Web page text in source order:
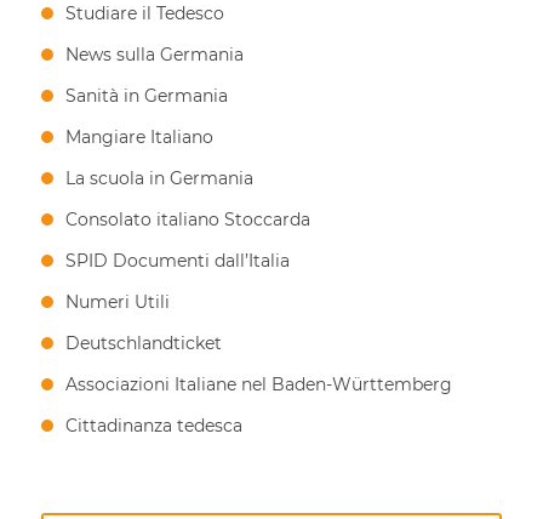
Studiare il Tedesco
News sulla Germania
Sanità in Germania
Mangiare Italiano
La scuola in Germania
Consolato italiano Stoccarda
SPID Documenti dall’Italia
Numeri Utili
Deutschlandticket
Associazioni Italiane nel Baden-Württemberg
Cittadinanza tedesca